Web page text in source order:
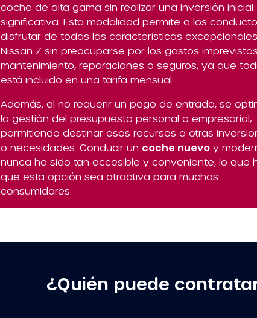
coche de alta gama sin realizar una inversión inicial
significativa. Esta modalidad permite a los
disfrutar de todas las características
Nissan Z sin preocuparse por los gastos
mantenimiento, reparaciones o seguros, ya que
está incluido en una tarifa mensual.
Además, al no requerir un pago de entrada, se
la gestión del presupuesto personal o empresarial,
permitiendo destinar esos recursos a otras
o necesidades. Conducir un coche nuevoy
nunca ha sido tan accesible y conveniente, lo que
que esta opción sea atractiva para muchos
consumidores.
¿Quién puede